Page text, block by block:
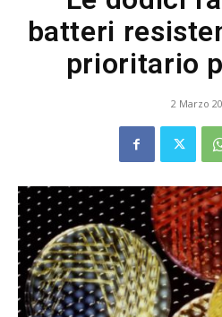
batteri
prioritario
2 Marzo